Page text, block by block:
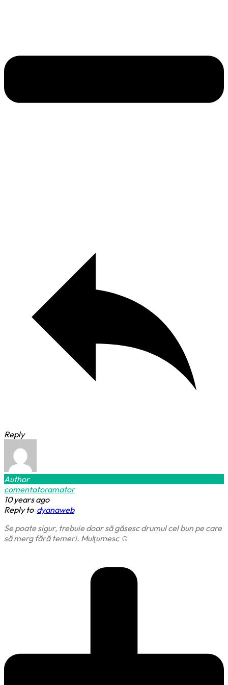
Reply
Author
comentatoramator
10 years ago
Reply to dyanaweb
Se poate sigur, trebuie doar să găsesc drumul cel bun pe care
să merg fără temeri. Mulţumesc ☺